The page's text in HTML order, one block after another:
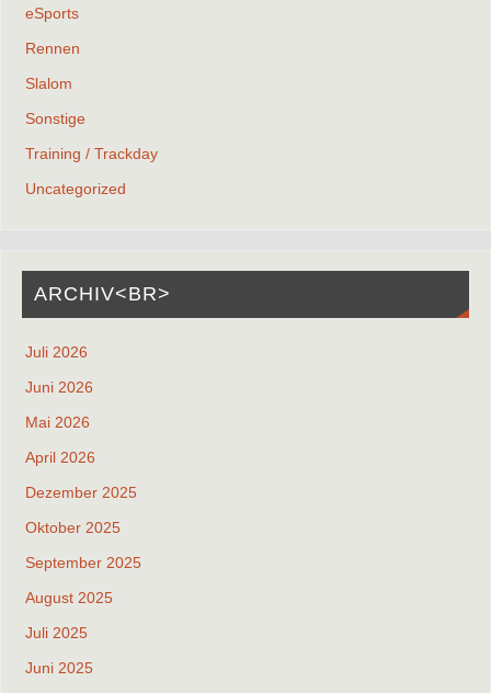
eSports
Rennen
Slalom
Sonstige
Training / Trackday
Uncategorized
ARCHIV<BR>
Juli 2026
Juni 2026
Mai 2026
April 2026
Dezember 2025
Oktober 2025
September 2025
August 2025
Juli 2025
Juni 2025